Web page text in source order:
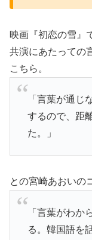
映画『初恋の雪』
共演にあたっての
こちら。
「言葉が通じ
するので、距
た。」
との宮崎あおいの
「言葉がわか
る。韓国語を